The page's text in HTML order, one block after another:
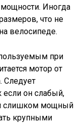
Иногда
что не
велосипеде.
при
мотор от
Следует
если он слабый,
и слишком мощный
крупными